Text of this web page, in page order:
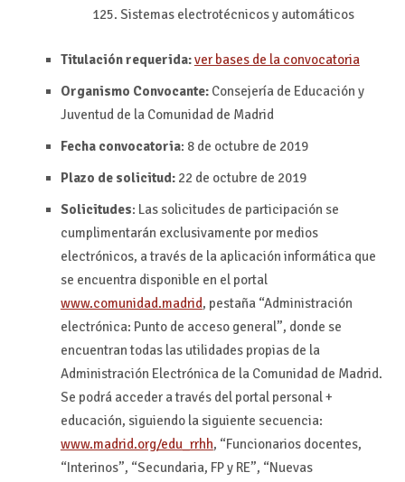
125. Sistemas electrotécnicos y automáticos
Titulación requerida:ver bases de la convocatoria
Organismo Convocante:Consejería de Educación y
Juventud de la Comunidad de Madrid
Fecha convocatoria: 8 de octubre de 2019
Plazo de solicitud:22 de octubre de 2019
Solicitudes: Las solicitudes de participación se
cumplimentarán exclusivamente por medios
electrónicos, a través de la aplicación informática que
se encuentra disponible en el portal
www.comunidad.madrid, pestaña “Administración
electrónica: Punto de acceso general”, donde se
encuentran todas las utilidades propias de la
Administración Electrónica de la Comunidad de Madrid.
Se podrá acceder a través del portal personal +
educación, siguiendo la siguiente secuencia:
www.madrid.org/edu_rrhh, “Funcionarios docentes,
“Interinos”, “Secundaria, FP y RE”, “Nuevas